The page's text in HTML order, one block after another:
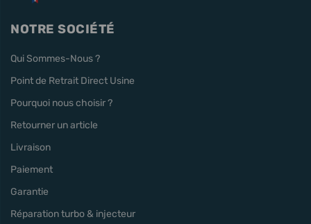
NOTRE SOCIÉTÉ
Qui Sommes-Nous ?
Point de Retrait Direct Usine
Pourquoi nous choisir ?
Retourner un article
Livraison
Paiement
Garantie
Réparation turbo & injecteur